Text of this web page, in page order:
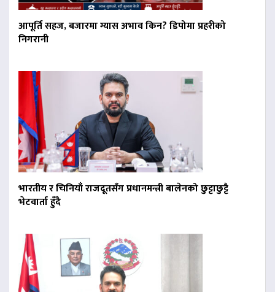
आपूर्ति सहज, बजारमा ग्यास अभाव किन? डिपोमा प्रहरीको
निगरानी
भारतीय र चिनियाँ राजदूतसँग प्रधानमन्त्री बालेनको छुट्टाछुट्टै
भेटवार्ता हुँदै